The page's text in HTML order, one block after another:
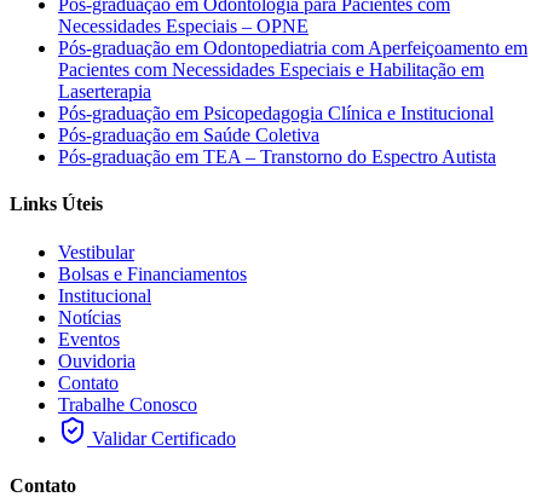
Pós-graduação em Odontologia para Pacientes com
Necessidades Especiais – OPNE
Pós-graduação em Odontopediatria com Aperfeiçoamento em
Pacientes com Necessidades Especiais e Habilitação em
Laserterapia
Pós-graduação em Psicopedagogia Clínica e Institucional
Pós-graduação em Saúde Coletiva
Pós-graduação em TEA – Transtorno do Espectro Autista
Links Úteis
Vestibular
Bolsas e Financiamentos
Institucional
Notícias
Eventos
Ouvidoria
Contato
Trabalhe Conosco
Validar Certificado
Contato